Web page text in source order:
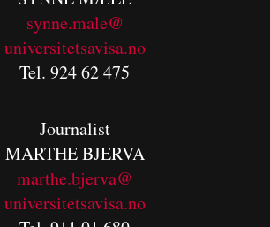
synne.male@
universitetsavisa.no
Tel. 924 62 475
Journalist
MARTHE BJERVA
marthe.bjerva@
universitetsavisa.no